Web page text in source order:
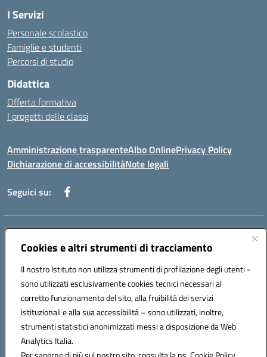
Cookies e altri strumenti di tracciamento
Il nostro Istituto non utilizza strumenti di profilazione degli utenti -
sono utilizzati esclusivamente cookies tecnici necessari al
corretto funzionamento del sito, alla fruibilità dei servizi
istituzionali e alla sua accessibilità – sono utilizzati, inoltre,
strumenti statistici anonimizzati messi a disposizione da Web
Analytics Italia.
I Servizi
Personale scolastico
Famiglie e studenti
Percorsi di studio
Didattica
Offerta formativa
I progetti delle classi
Amministrazione trasparenteAlbo OnlinePrivacy Policy
Dichiarazione di accessibilitàNote legali
Seguici su:
Indirizzo:
Centralino:+39 0965 78 12 60 Email:rcic841003@istruzione.it
Codice fiscale: 92034530805
Codice meccanografico:
rcic841003
Codice Indice delle Pubbliche Amministrazioni (IPA): istsc_rcic841003
Hosting & Powered by 3D Solution S.r.l.